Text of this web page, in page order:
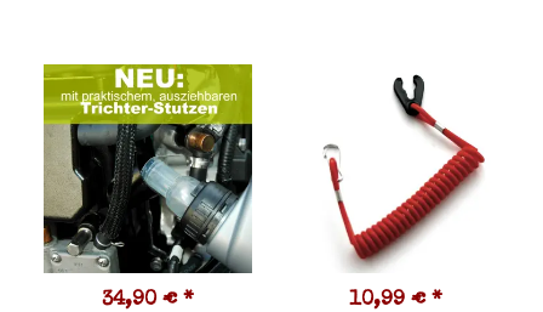
34,90 € * 10,99 € *